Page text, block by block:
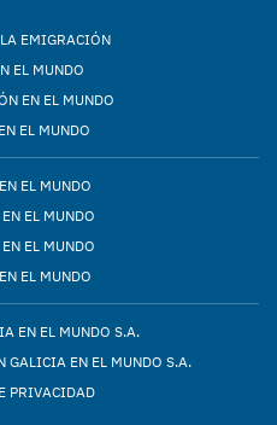
EMIGRACIÓN
EL MUNDO
EN EL MUNDO
EL MUNDO
EL MUNDO
EL MUNDO
EL MUNDO
EL MUNDO
EN EL MUNDO S.A.
GALICIA EN EL MUNDO S.A.
PRIVACIDAD